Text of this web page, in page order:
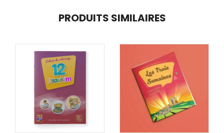
PRODUITS SIMILAIRES